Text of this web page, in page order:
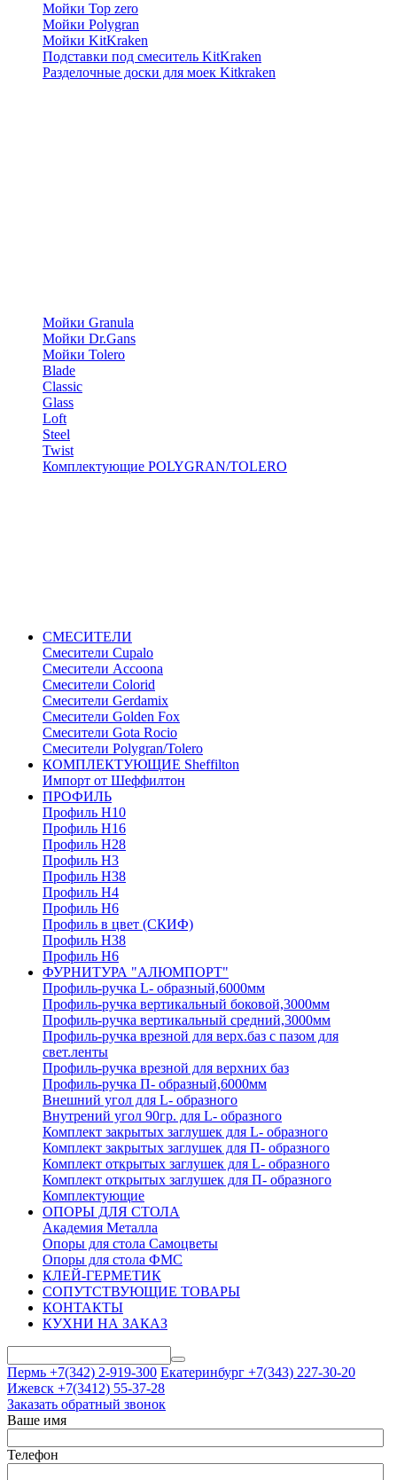
Мойки Top zero
Мойки Polygran
Мойки KitKraken
Подставки под смеситель KitKraken
Разделочные доски для моек Kitkraken
Мойки Granula
Мойки Dr.Gans
Мойки Tolero
Blade
Classic
Glass
Loft
Steel
Twist
Комплектующие POLYGRAN/TOLERO
СМЕСИТЕЛИ
Cмесители Cupalo
Смесители Accoona
Смесители Colorid
Смесители Gerdamix
Смесители Golden Fox
Смесители Gota Rocio
Смесители Polygran/Tolero
КОМПЛЕКТУЮЩИЕ Sheffilton
Импорт от Шеффилтон
ПРОФИЛЬ
Профиль H10
Профиль H16
Профиль H28
Профиль H3
Профиль H38
Профиль H4
Профиль H6
Профиль в цвет (СКИФ)
Профиль H38
Профиль H6
ФУРНИТУРА "АЛЮМПОРТ"
Профиль-ручка L- образный,6000мм
Профиль-ручка вертикальный боковой,3000мм
Профиль-ручка вертикальный средний,3000мм
Профиль-ручка врезной для верх.баз с пазом для
свет.ленты
Профиль-ручка врезной для верхних баз
Профиль-ручка П- образный,6000мм
Внешний угол для L- образного
Внутрений угол 90гр. для L- образного
Комплект закрытых заглушек для L- образного
Комплект закрытых заглушек для П- образного
Комплект открытых заглушек для L- образного
Комплект открытых заглушек для П- образного
Комплектующие
ОПОРЫ ДЛЯ СТОЛА
Академия Металла
Опоры для стола Самоцветы
Опоры для стола ФМС
КЛЕЙ-ГЕРМЕТИК
СОПУТСТВУЮЩИЕ ТОВАРЫ
КОНТАКТЫ
КУХНИ НА ЗАКАЗ
Пермь +7(342) 2-919-300 Екатеринбург +7(343) 227-30-20
Ижевск +7(3412) 55-37-28
Заказать обратный звонок
Ваше имя
Телефон